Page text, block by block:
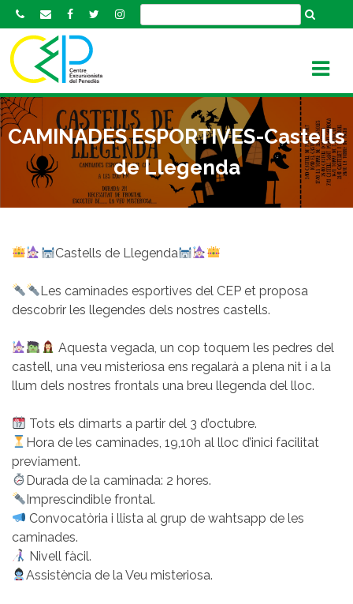
k
o
c
o CAMINADES ESPORTIVES-Castells
de Llegenda
Castells de Llegenda
Les caminades esportives del CEP et proposa
descobrir les llegendes dels nostres castells.
Aquesta vegada, un cop toquem les pedres del
castell, una veu misteriosa ens regalarà a plena nit i a la
llum dels nostres frontals una breu llegenda del lloc.
Tots els dimarts a partir del 3 d’octubre.
Hora de les caminades, 19,10h al lloc d’inici facilitat
previament.
Durada de la caminada: 2 hores.
Imprescindible frontal.
Convocatòria i llista al grup de wahtsapp de les
caminades.
Nivell fàcil.
Assistència de la Veu misteriosa.